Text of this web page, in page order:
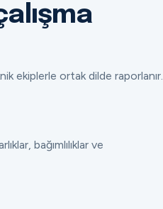
ekiplerle ortak dilde raporlanır.
bağımlılıklar ve